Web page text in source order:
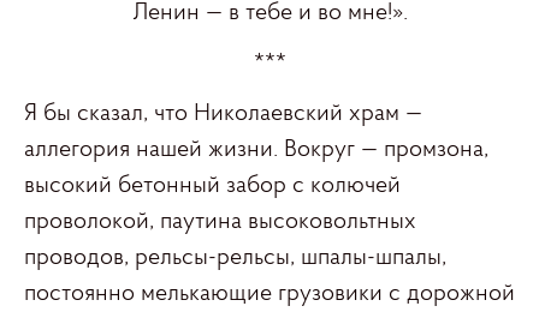
Ленин — в тебе и во мне!».
***
Я бы сказал, что Николаевский храм —
аллегория нашей жизни. Вокруг — промзона,
высокий бетонный забор с колючей
проволокой, паутина высоковольтных
проводов, рельсы-рельсы, шпалы-шпалы,
постоянно мелькающие грузовики с дорожной